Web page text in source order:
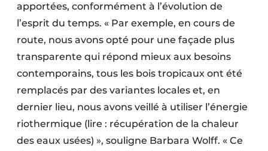
apportées, conformément à l’évolution de
l’esprit du temps. « Par exemple, en cours de
route, nous avons opté pour une façade plus
transparente qui répond mieux aux besoins
contemporains, tous les bois tropicaux ont été
remplacés par des variantes locales et, en
dernier lieu, nous avons veillé à utiliser l’énergie
riothermique (lire : récupération de la chaleur
des eaux usées) », souligne Barbara Wolff. « Ce